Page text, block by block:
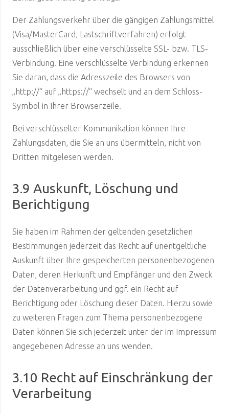
Der Zahlungsverkehr über die gängigen Zahlungsmittel
(Visa/MasterCard, Lastschriftverfahren) erfolgt
ausschließlich über eine verschlüsselte SSL- bzw. TLS-
Verbindung. Eine verschlüsselte Verbindung erkennen
Sie daran, dass die Adresszeile des Browsers von
„http://“ auf „https://“ wechselt und an dem Schloss-
Symbol in Ihrer Browserzeile.
Bei verschlüsselter Kommunikation können Ihre
Zahlungsdaten, die Sie an uns übermitteln, nicht von
Dritten mitgelesen werden.
3.9 Auskunft, Löschung und
Berichtigung
Sie haben im Rahmen der geltenden gesetzlichen
Bestimmungen jederzeit das Recht auf unentgeltliche
Auskunft über Ihre gespeicherten personenbezogenen
Daten, deren Herkunft und Empfänger und den Zweck
der Datenverarbeitung und ggf. ein Recht auf
Berichtigung oder Löschung dieser Daten. Hierzu sowie
zu weiteren Fragen zum Thema personenbezogene
Daten können Sie sich jederzeit unter der im Impressum
angegebenen Adresse an uns wenden.
3.10 Recht auf Einschränkung der
Verarbeitung